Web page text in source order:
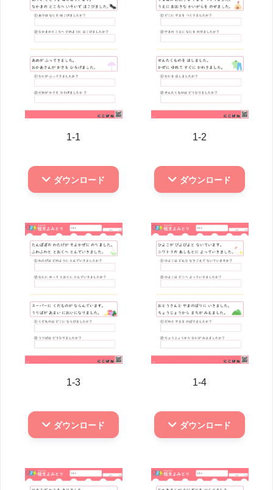
1-1
ダウンロード
1-2
ダウンロード
1-3
ダウンロード
1-4
ダウンロード